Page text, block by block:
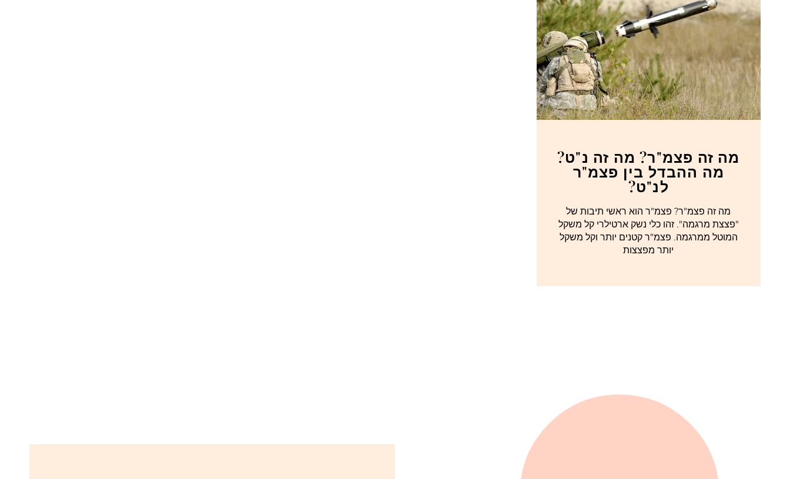
מה זה פצמ"ר? מה זה נ"ט?
מה ההבדל בין פצמ"ר
לנ"ט?
מה זה פצמ"ר? פצמ"ר הוא ראשי תיבות של
"פצצת מרגמה". זהו כלי נשק ארטילרי קל משקל
המוטל ממרגמה. פצמ"ר קטנים יותר וקל משקל
יותר מפצצות